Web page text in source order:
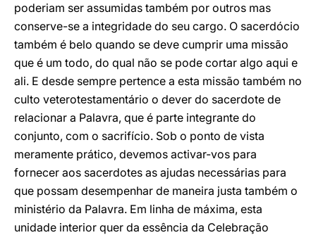
poderiam ser assumidas também por outros mas
conserve-se a integridade do seu cargo. O sacerdócio
também é belo quando se deve cumprir uma missão
que é um todo, do qual não se pode cortar algo aqui e
ali. E desde sempre pertence a esta missão também no
culto veterotestamentário o dever do sacerdote de
relacionar a Palavra, que é parte integrante do
conjunto, com o sacrifício. Sob o ponto de vista
meramente prático, devemos activar-vos para
fornecer aos sacerdotes as ajudas necessárias para
que possam desempenhar de maneira justa também o
ministério da Palavra. Em linha de máxima, esta
unidade interior quer da essência da Celebração